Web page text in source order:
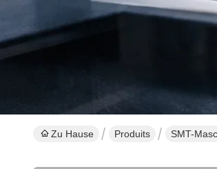
Zu Hause Produits SMT-